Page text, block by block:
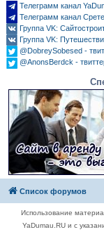
Телеграмм канал
Телеграмм канал
Группа VK:
Группа VK:
@DobreySobesed -
@AnonsBerdck -
Список форумов
Использование
YaDumau.RU и с